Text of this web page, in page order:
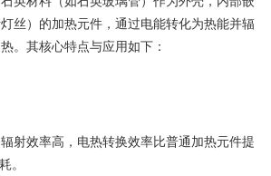
丝）的加热元件，通过电能转化为热能并辐
。其核心特点与应用如下：
射效率高，电热转换效率比普通加热元件提
。